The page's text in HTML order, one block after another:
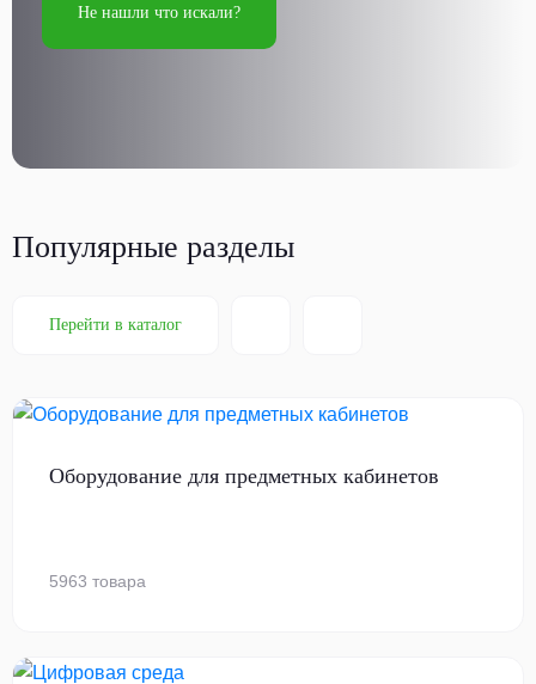
Не нашли что искали?
Популярные разделы
Перейти в каталог
Оборудование для предметных кабинетов
5963 товара